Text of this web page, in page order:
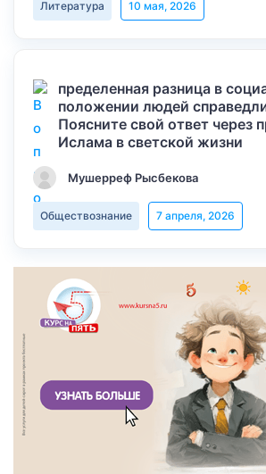
Литература 10 мая, 2026
пределенная разница в
положении людей
Поясните свой ответ через
Ислама в светской жизни
Мушерреф Рысбекова
Обществознание 7 апреля, 2026